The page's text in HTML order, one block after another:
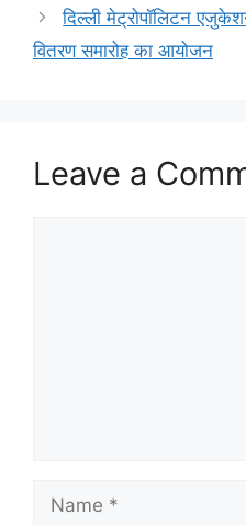
दिल्ली मेट्रोपॉलिटन
वितरण समारोह का आयोजन
Leave a